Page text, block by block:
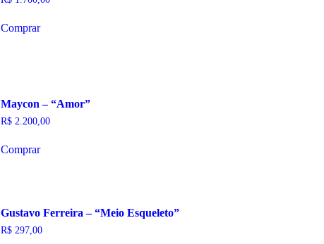
Comprar
Maycon – “Amor”
R$2.200,00
Comprar
Gustavo Ferreira – “Meio Esqueleto”
R$297,00